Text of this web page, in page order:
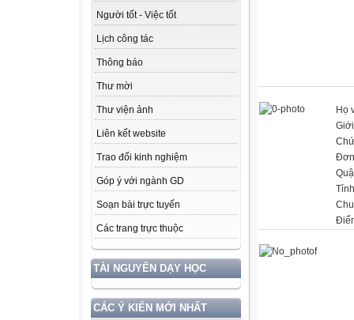
Người tốt - Việc tốt
Lịch công tác
Thông báo
Thư mời
Thư viện ảnh
Liên kết website
Trao đổi kinh nghiệm
Góp ý với ngành GD
Soạn bài trực tuyến
Các trang trực thuộc
TÀI NGUYÊN DẠY HỌC
CÁC Ý KIẾN MỚI NHẤT
Họ